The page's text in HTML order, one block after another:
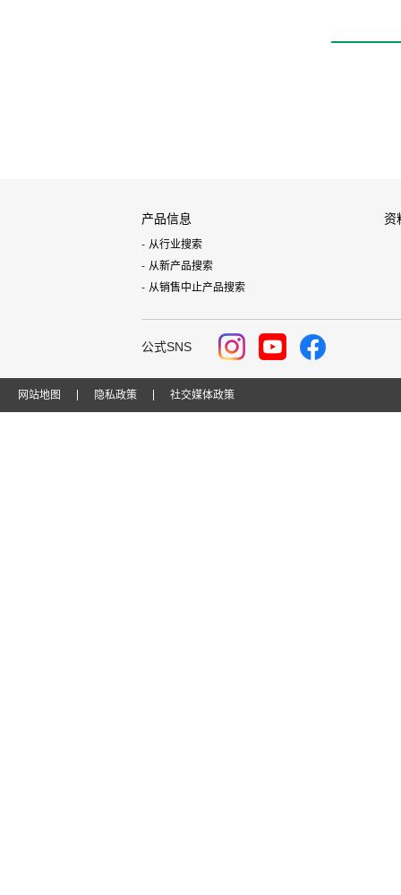
产品信息
从行业搜索
从新产品搜索
从销售中止产品搜索
资
公式SNS
网站地图 隐私政策 社交媒体政策